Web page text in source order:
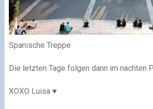
Spanische Treppe
Die letzten Tage folgen dann im nächten
XOXO Luisa ♥